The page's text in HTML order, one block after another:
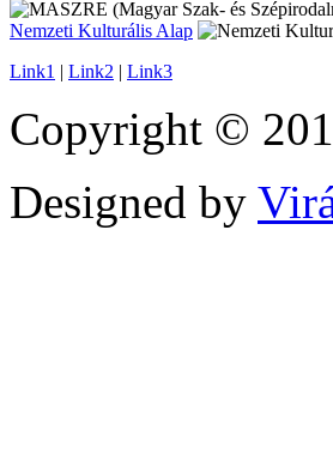
Nemzeti Kulturális Alap
Link1 | Link2 | Link3
Copyright ©
Designed by